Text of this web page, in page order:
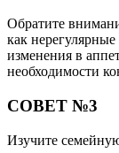
Обратите
как
изменения в
необходимости
СОВЕТ №3
Изучите